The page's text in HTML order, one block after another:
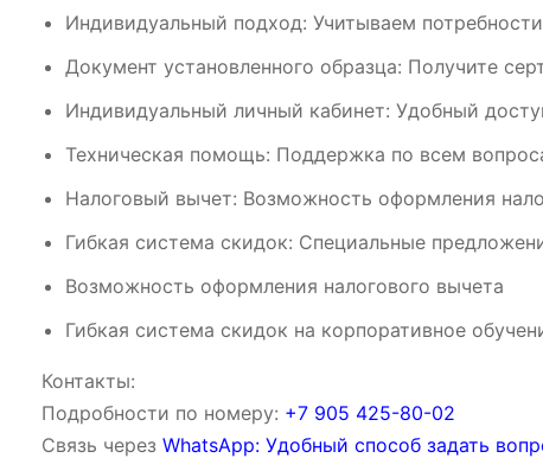
Индивидуальный подход: Учитываем
Документ установленного образца: Получите
Индивидуальный личный кабинет: Удобный
Техническая помощь: Поддержка по всем
Налоговый вычет: Возможность оформления
Гибкая система скидок: Специальные
Возможность оформления налогового вычета
Гибкая система скидок на корпоративное
Контакты:
Подробности по номеру: ‪‪+7 905 425-80-02‬‬
Связь через WhatsApp: Удобный способ задать